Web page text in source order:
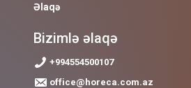
Əlaqə
Bizimlə əlaqə
+994554500107
office@horeca.com.az